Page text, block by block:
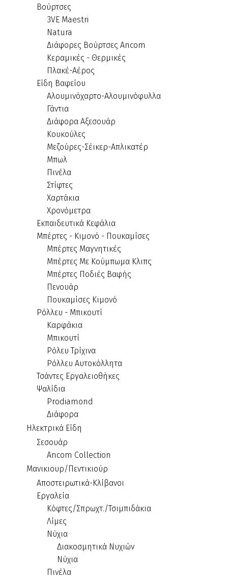
Βούρτσες
3VE Maestri
Natura
Διάφορες Βούρτσες Ancom
Κεραμικές - Θερμικές
Πλακέ-Αέρος
Είδη Βαφείου
Αλουμινόχαρτο-Αλουμινόφυλλα
Γάντια
Διάφορα Αξεσουάρ
Κουκούλες
Μεζούρες-Σέικερ-Απλικατέρ
Μπωλ
Πινέλα
Στίφτες
Χαρτάκια
Χρονόμετρα
Εκπαιδευτικά Κεφάλια
Μπέρτες - Κιμονό - Πουκαμίσες
Μπέρτες Μαγνητικές
Μπέρτες Με Κούμπωμα Κλιπς
Μπέρτες Ποδιές Βαφής
Πενουάρ
Πουκαμίσες Κιμονό
Ρόλλευ - Μπικουτί
Καρφάκια
Μπικουτί
Ρόλευ Τρίχινα
Ρόλλευ Αυτοκόλλητα
Τσάντες Εργαλειοθήκες
Ψαλίδια
Prodiamond
Διάφορα
Ηλεκτρικά Είδη
Σεσουάρ
Ancom Collection
Μανικιουρ/Πεντικιούρ
Αποστειρωτικά-Κλίβανοι
Εργαλεία
Κόφτες/Σπρωχτ./Τσιμπιδάκια
Λίμες
Νύχια
Διακοσμητικά Νυχιών
Νύχια
Πινέλα